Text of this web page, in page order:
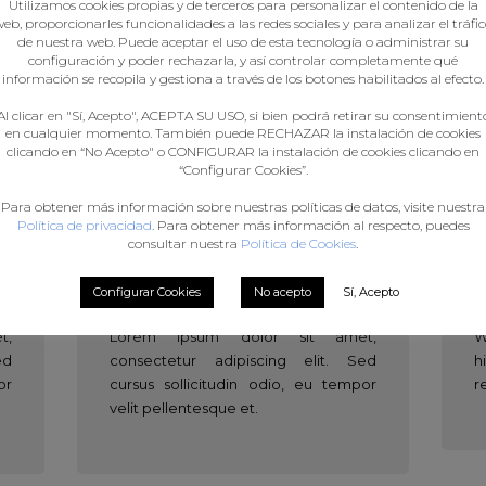
A FULL RANGE OF SERVICES
CONSTRUCTION INDUSTRY.
SPECIALIZATIONS
Lorem ipsum dolor sit amet,
consectetur adipiscing elit. Sed
cursus sollicitudin odio, eu tempor
velit pellentesque et.
Utilizamos cookies propias y de terceros para personalizar el contenido de la
proporcionarles funcionalidades a las redes sociales y para analizar el
de nuestra web. Puede aceptar el uso de esta tecnología o administrar su
configuración y poder rechazarla, y así controlar completamente qué
información se recopila y gestiona a través de los botones habilitados al efecto.
clicar en "Sí, Acepto", ACEPTA SU USO, si bien podrá retirar su
en cualquier momento. También puede RECHAZAR la instalación de cookies
clicando en “No Acepto" o CONFIGURAR la instalación de cookies clicando en
“Configurar Cookies”.
Para obtener más información sobre nuestras políticas de datos, visite nuestra
Política de privacidad . Para obtener más información al respecto, puedes
consultar nuestra Política de Cookies
Configurar Cookies No acepto Sí, Acepto